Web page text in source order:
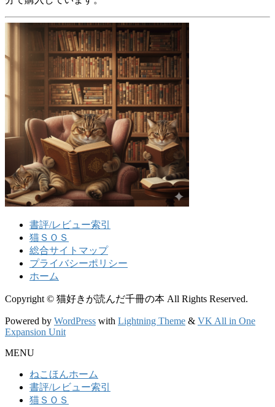
書評/レビュー索引
猫ＳＯＳ
総合サイトマップ
プライバシーポリシー
ホーム
Copyright © 猫好きが読んだ千冊の本 All Rights Reserved.
Powered by WordPress with Lightning Theme & VK All in One
Expansion Unit
MENU
ねこほんホーム
書評/レビュー索引
猫ＳＯＳ